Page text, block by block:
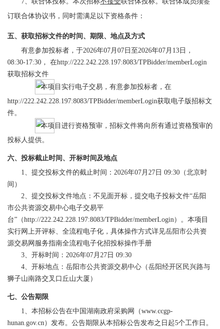
订联合体协议书，同时需满足以下资格条件：
五、获取招标文件的时间、期限、地点及方式
有意参加投标者，于2026年07月 07 日至2026年07月 13 日，
08:30-17:30， 在http://222.242.228.197:8083/TPBidder/memberLogin
获取招标文件
本项目实行电子交易，有意参加投标者，在
http://222.242.228.197:8083/TPBidder/memberLogin获取电子版招标文
件。
本项目进行资格预审，招标文件将向所有通过资格预审的
投标人提供。
六、投标截止时间、开标时间及地点
1、提交投标文件的截止时间：2026年07月 27 日 09:30（北京时
间）
2、提交投标文件地点：不见面开标，提交电子投标文件“岳阳
市公共资源交易中心电子交易平
台”（http://222.242.228.197:8083/TPBidder/memberLogin）。本项目
实行网上开评标、全流程电子化，具体操作方式详见岳阳市公共资
源交易网服务指南全流程电子化招投标操作手册
3、开标时间：2026年07月 27 日 09:30
4、开标地点：岳阳市公共资源交易中心（岳阳经开区民兴路与
狮子山南路交叉口丘山大厦）
七、公告期限
1、本招标公告在中国湖南政府采购网（www.ccgp-
hunan.gov.cn）发布。公告期限从本招标公告发布之日起5个工作日。